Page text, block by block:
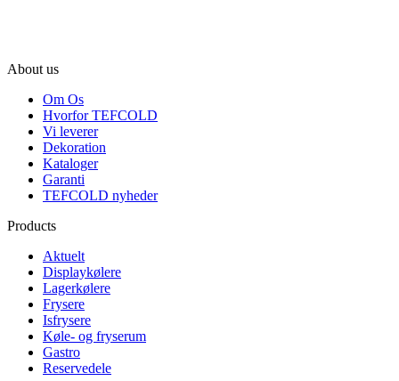
About us
Om Os
Hvorfor TEFCOLD
Vi leverer
Dekoration
Kataloger
Garanti
TEFCOLD nyheder
Products
Aktuelt
Displaykølere
Lagerkølere
Frysere
Isfrysere
Køle- og fryserum
Gastro
Reservedele